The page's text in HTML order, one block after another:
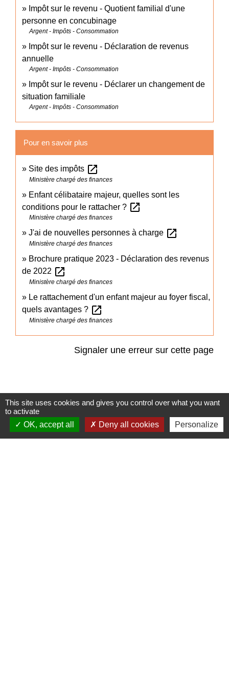
Impôt sur le revenu - Quotient familial d'une
personne en concubinage
Argent - Impôts - Consommation
Impôt sur le revenu - Déclaration de revenus
annuelle
Argent - Impôts - Consommation
Impôt sur le revenu - Déclarer un changement de
situation familiale
Argent - Impôts - Consommation
Pour en savoir plus
Site des impôts open_in_new
Ministère chargé des finances
Enfant célibataire majeur, quelles sont les
conditions pour le rattacher ? open_in_new
Ministère chargé des finances
J'ai de nouvelles personnes à charge open_in_new
Ministère chargé des finances
Brochure pratique 2023 - Déclaration des revenus
de 2022 open_in_new
Ministère chargé des finances
Le rattachement d'un enfant majeur au foyer fiscal,
quels avantages ? open_in_new
Ministère chargé des finances
Signaler une erreur sur cette page
Accès directs
This site uses cookies and gives you control over what you want
to activate
OK, accept all
Deny all cookies Personalize